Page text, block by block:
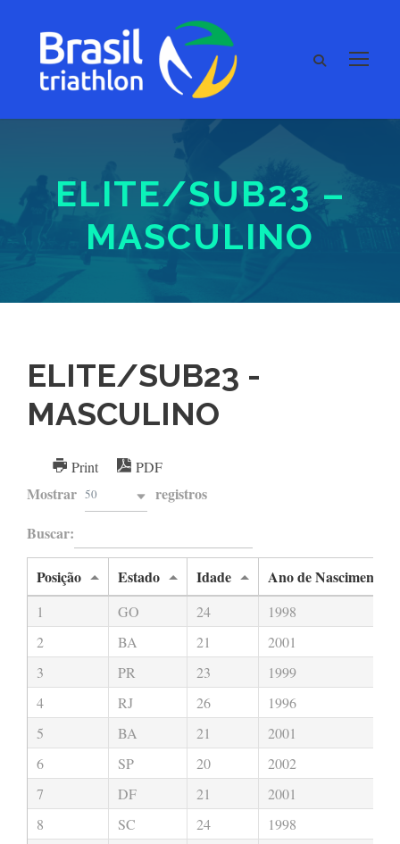
ELITE/SUB23 –
MASCULINO
ELITE/SUB23 -
MASCULINO
Print PDF
Mostrar 50
registros
Buscar:
Posição Estado Idade Ano de Nascimento
1 GO 24
1998
2
BA 21
2001
3
PR 23
1999
4
RJ 26
1996
5
BA 21
2001
6
SP 20
2002
7
DF 21
2001
8
SC 24
1998